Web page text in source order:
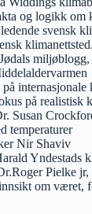
og logikk om
svensk
klimanettsted.
internasjonale
på realistisk
Susan
temperaturer
Nir Shaviv
Yndestads
Pielke jr,
om været,